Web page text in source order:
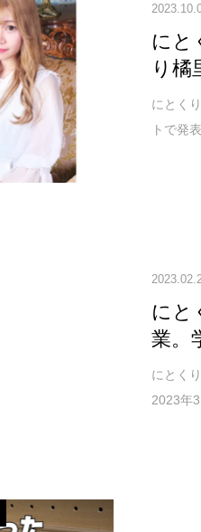
にと
り橘
にとく
トで発
にと
業。
にとく
2023年